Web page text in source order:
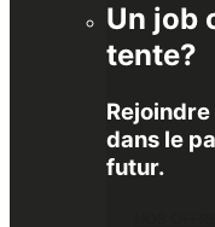
Un job
tente?
Rejoindre
dans le
futur.